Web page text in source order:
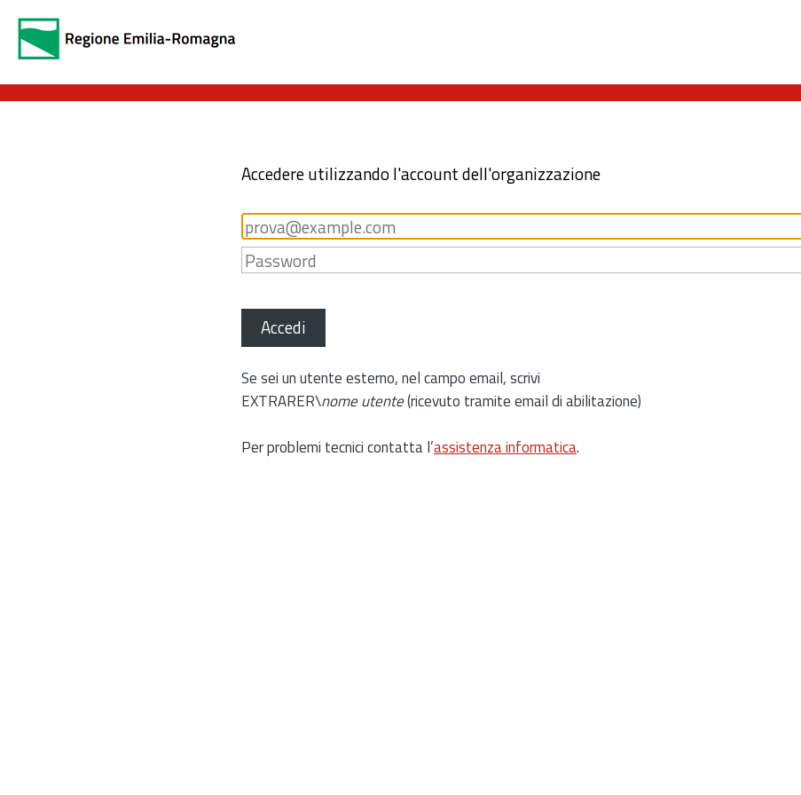
Accedere utilizzando l'account dell'organizzazione
Accedi
Se sei un utente esterno, nel campo email, scrivi
EXTRARER\nome utente(ricevuto tramite email di abilitazione)
Per problemi tecnici contatta l’assistenza informatica.